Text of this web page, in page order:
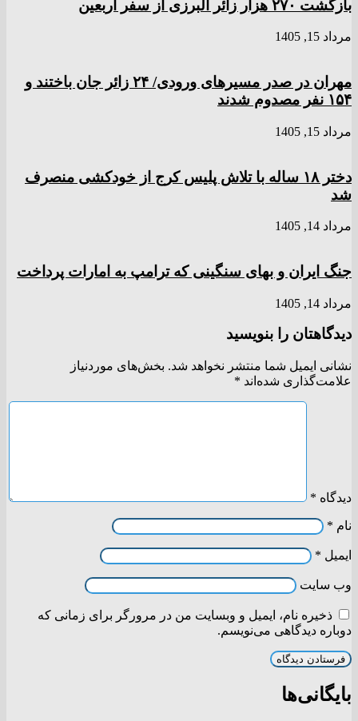
بازگشت ۲۷۰ هزار زائر البرزی از سفر اربعین
مرداد 15, 1405
مهران در صدر مسیر‌های ورودی/ ۲۴ زائر جان باختند و
۱۵۴ نفر مصدوم شدند
مرداد 15, 1405
دختر ‌۱۸‌ ‌ساله‌ با تلاش پلیس کرج از خودکشی منصرف
شد
مرداد 14, 1405
جنگ ایران و بهای سنگینی که ترامپ به امارات پرداخت
مرداد 14, 1405
دیدگاهتان را بنویسید
نشانی ایمیل شما منتشر نخواهد شد. بخش‌های موردنیاز
علامت‌گذاری شده‌اند *
دیدگاه *
نام *
ایمیل *
وب‌ سایت
ذخیره نام، ایمیل و وبسایت من در مرورگر برای زمانی که
دوباره دیدگاهی می‌نویسم.
بایگانی‌ها